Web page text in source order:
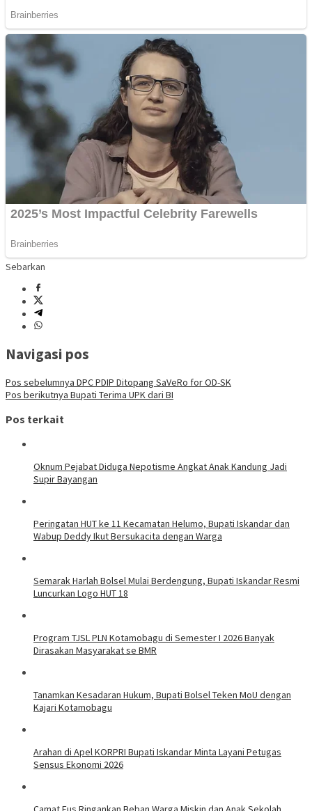
Sebarkan
Navigasi pos
Pos sebelumnya DPC PDIP Ditopang SaVeRo for OD-SK
Pos berikutnya Bupati Terima UPK dari BI
Pos terkait
Oknum Pejabat Diduga Nepotisme Angkat Anak Kandung Jadi
Supir Bayangan
Peringatan HUT ke 11 Kecamatan Helumo, Bupati Iskandar dan
Wabup Deddy Ikut Bersukacita dengan Warga
Semarak Harlah Bolsel Mulai Berdengung, Bupati Iskandar Resmi
Luncurkan Logo HUT 18
Program TJSL PLN Kotamobagu di Semester I 2026 Banyak
Dirasakan Masyarakat se BMR
Tanamkan Kesadaran Hukum, Bupati Bolsel Teken MoU dengan
Kajari Kotamobagu
Arahan di Apel KORPRI Bupati Iskandar Minta Layani Petugas
Sensus Ekonomi 2026